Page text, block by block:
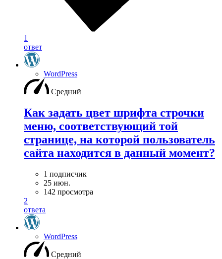
1
ответ
WordPress
Средний
Как задать цвет шрифта строчки
меню, соответствующий той
странице, на которой пользователь
сайта находится в данный момент?
1 подписчик
25 июн.
142 просмотра
2
ответа
WordPress
Средний